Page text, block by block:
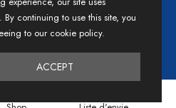
By continuing to use this site, you
to our cookie policy.
ACCEPT